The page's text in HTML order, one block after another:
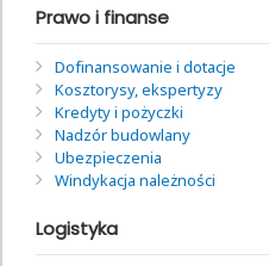
Prawo i finanse
Dofinansowanie i dotacje
Kosztorysy, ekspertyzy
Kredyty i pożyczki
Nadzór budowlany
Ubezpieczenia
Windykacja należności
Logistyka